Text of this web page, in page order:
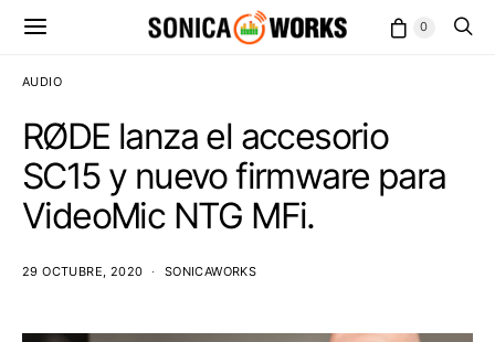
0
AUDIO
RØDE lanza el accesorio
SC15 y nuevo firmware para
VideoMic NTG MFi.
29 OCTUBRE, 2020 SONICAWORKS